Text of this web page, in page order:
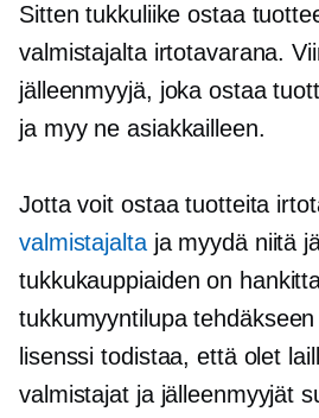
Sitten tukkuliike ostaa
valmistajalta irtotavarana.
jälleenmyyjä, joka ostaa
ja myy ne asiakkailleen.
Jotta voit ostaa tuotteita
valmistajaltaja myydä niitä
tukkukauppiaiden on
tukkumyyntilupa
lisenssi todistaa, että olet
valmistajat ja jälleenmyyjät